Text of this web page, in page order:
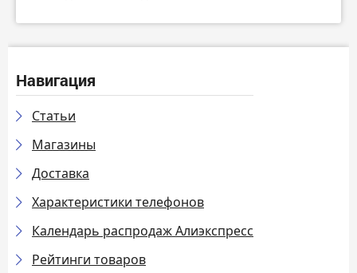
Навигация
Статьи
Магазины
Доставка
Характеристики телефонов
Календарь распродаж Алиэкспресс
Рейтинги товаров